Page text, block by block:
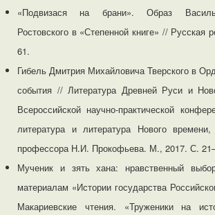
«Подвизася на брани». Образ
Ростовского в «Степенной книге» //
61.
Гибель Дмитрия Михайловича Тверского в
события // Литература Древней Руси и
Всероссийской научно-практической
литература и литература Нового
профессора Н.И. Прокофьева. М., 2017. С.
Мученик и зять хана: нравственный
материалам «Истории государства
Макариевские чтения. «Труженики на